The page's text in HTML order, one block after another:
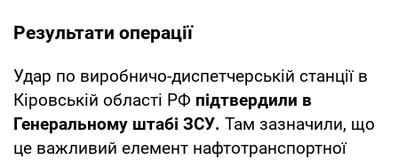
Результати операції
Удар по виробничо-диспетчерській станції в
Кіровській області РФ підтвердили в
Генеральному штабі ЗСУ. Там зазначили, що
це важливий елемент нафтотранспортної